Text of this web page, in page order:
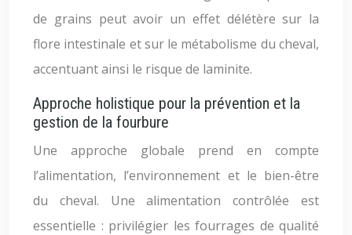
de grains peut avoir un effet délétère sur la
flore intestinale et sur le métabolisme du cheval,
accentuant ainsi le risque de laminite.
Approche holistique pour la prévention et la
gestion de la fourbure
Une approche globale prend en compte
l’alimentation, l’environnement et le bien-être
du cheval. Une alimentation contrôlée est
essentielle : privilégier les fourrages de qualité